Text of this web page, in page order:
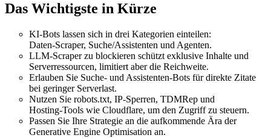
Das Wichtigste in Kürze
KI‑Bots lassen sich in drei Kategorien einteilen:
Daten‑Scraper, Suche/Assistenten und Agenten.
LLM‑Scraper zu blockieren schützt exklusive Inhalte und
Serverressourcen, limitiert aber die Reichweite.
Erlauben Sie Suche‑ und Assistenten‑Bots für direkte Zitate
bei geringer Serverlast.
Nutzen Sie robots.txt, IP‑Sperren, TDMRep und
Hosting‑Tools wie Cloudflare, um den Zugriff zu steuern.
Passen Sie Ihre Strategie an die aufkommende Ära der
Generative Engine Optimisation an.